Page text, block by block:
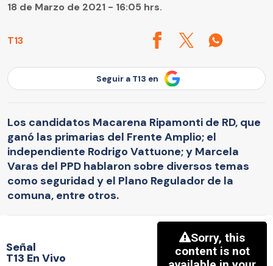
T13
18 de Marzo de 2021 - 16:05 hrs.
Seguir a T13 en
Los candidatos Macarena Ripamonti de RD, que
ganó las primarias del Frente Amplio; el
independiente Rodrigo Vattuone; y Marcela
Varas del PPD hablaron sobre diversos temas
como seguridad y el Plano Regulador de la
comuna, entre otros.
Señal
T13 En Vivo